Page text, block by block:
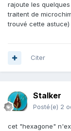
rajoute les
traitent de
trouvé cette astuce)
Citer
Stalker
Posté(e) 2
cet "hexagone"